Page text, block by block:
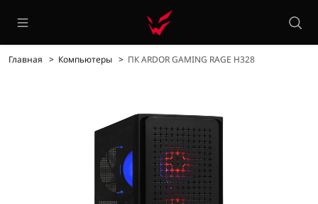
Главная Компьютеры ПК ARDOR GAMING RAGE H328